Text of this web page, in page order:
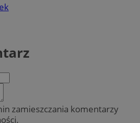
zamieszczania komentarzy